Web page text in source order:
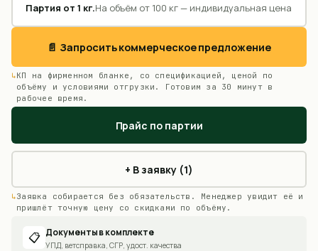
Партия от 1 кг.На объём от 100 кг — индивидуальная цена
📄 Запросить коммерческое предложение
КП на фирменном бланке, со спецификацией, ценой по
объёму и условиями отгрузки. Готовим за 30 минут в
рабочее время.
Прайс по партии
+ В заявку (1)
Заявка собирается без обязательств. Менеджер увидит её и
пришлёт точную цену со скидками по объёму.
📋 Документы в комплекте
УПД, ветсправка, СГР, удост. качества